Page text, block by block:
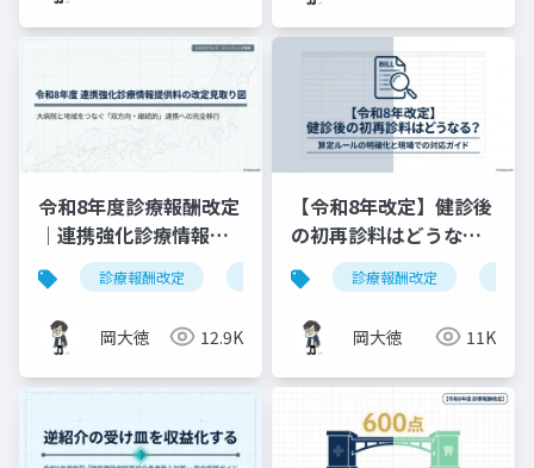
令和8年度診療報酬改定
｜連携強化診療情報提
供料の見直しを図解で
解説
診療報酬改定 連携強化診療情報提供料 令和8年度
岡大徳 12.9K
【令和8年改定】健診後
の初再診料はどうな
る？算定ルールの明確
化と現場での対応ガイ
ド
診療報酬改定
岡大徳 11K